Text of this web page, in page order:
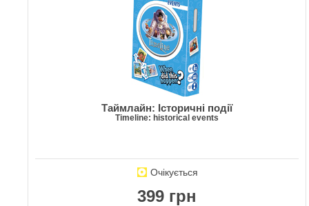
Таймлайн: Історичні події
Timeline: historical events
Очікується
399 грн